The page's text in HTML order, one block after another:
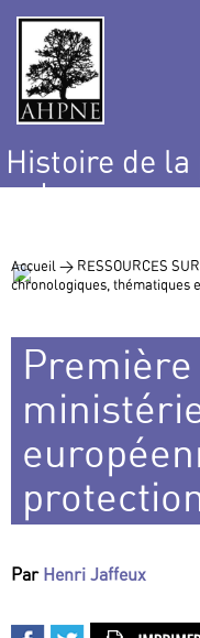
Histoire de
nature
Accueil > RESSOURCES
chronologiques, thématiques
Par Henri Jaffeux